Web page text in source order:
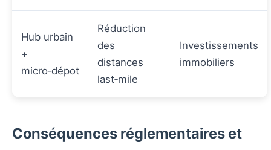
Hub urbain
+
micro‑dépot
Réduction
des
distances
last‑mile
Investissements
immobiliers
Conséquences réglementaires et